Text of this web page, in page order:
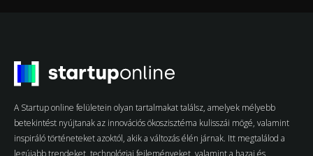
A Startup online felületein olyan tartalmakat találsz, amelyek mélyebb
betekintést nyújtanak az innovációs ökoszisztéma kulisszái mögé, valamint
inspiráló történeteket azoktól, akik a változás élén járnak. Itt megtalálod a
legújabb trendeket, technológiai fejleményeket, valamint a hazai és